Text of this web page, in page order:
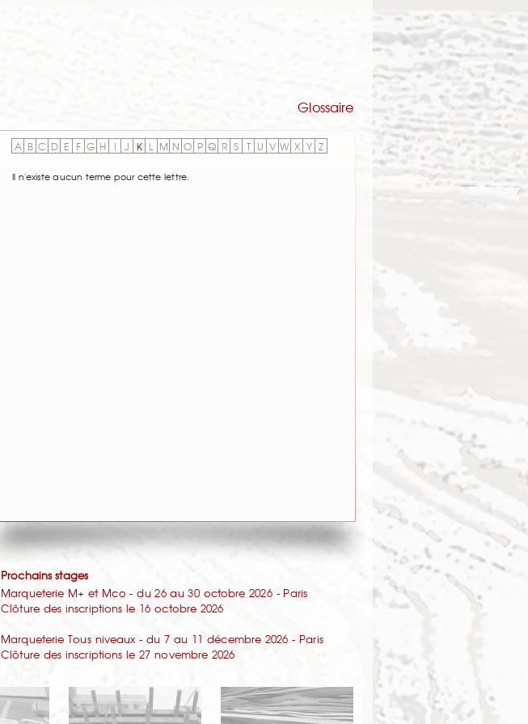
Glossaire
A B C D E F G H I J K L M N O P Q R S T U V W X Y Z
Il n'existe aucun terme pour cette lettre.
Prochains stages
Marqueterie M+ et Mco - du 26 au 30 octobre 2026 - Paris
Clôture des inscriptions le 16 octobre 2026
Marqueterie Tous niveaux - du 7 au 11 décembre 2026 - Paris
Clôture des inscriptions le 27 novembre 2026